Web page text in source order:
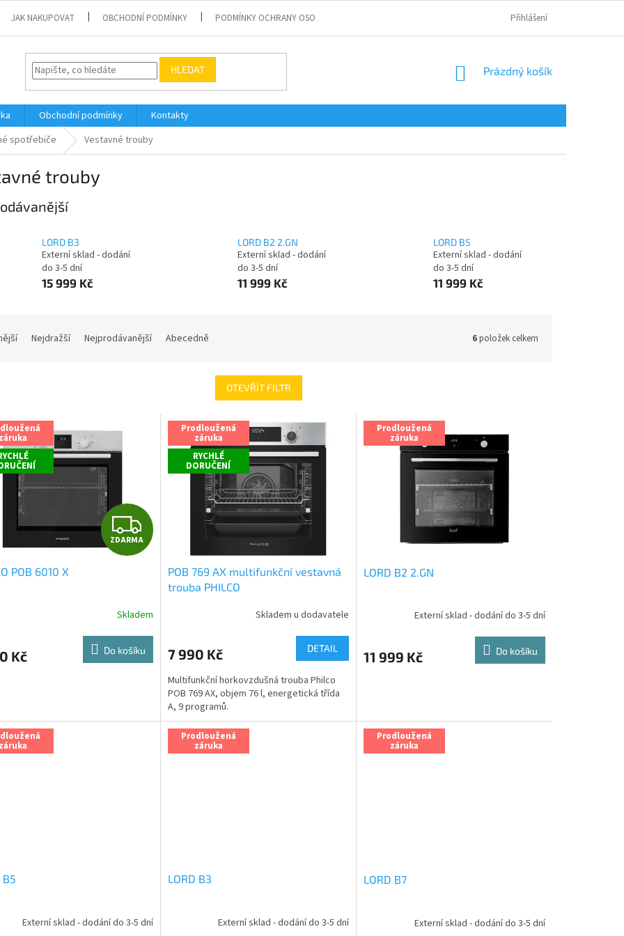
JAK NAKUPOVAT OBCHODNÍ PODMÍNKY PODMÍNKY OCHRANY OSOBNÍCH ÚDAJŮ Přihlášení
HLEDAT
NÁKUPNÍ
Prázdný košík
Obchodní podmínky
Kontakty
spotřebiče Vestavné trouby
trouby
LORD B3
Externí sklad - dodání
do 3-5 dní
15 999 Kč
LORD B2 2.GN
Externí sklad - dodání
do 3-5 dní
11 999 Kč
LORD B5
Externí sklad - dodání
do 3-5 dní
11 999 Kč
Nejdražší Nejprodávanější Abecedně 6položek celkem
OTEVŘÍT FILTR
záruka
Z
D
R
M
A
ZDARMA
POB 6010 X
Skladem
Kč Do košíku
Prodloužená
záruka
RYCHLÉ
DORUČENÍ
POB 769 AX multifunkční vestavná
trouba PHILCO
je
z
5
hvězdiček.
Skladem u dodavatele
7 990 Kč DETAIL
Multifunkční horkovzdušná trouba Philco
POB 769 AX, objem 76 l, energetická třída
A, 9 programů.
Prodloužená
záruka
LORD B2 2.GN
Externí sklad - dodání do 3-5 dní
11 999 Kč Do košíku
záruka
B5
Externí sklad - dodání do 3-5 dní
Prodloužená
záruka
LORD B3
Externí sklad - dodání do 3-5 dní
Prodloužená
záruka
LORD B7
Externí sklad - dodání do 3-5 dní